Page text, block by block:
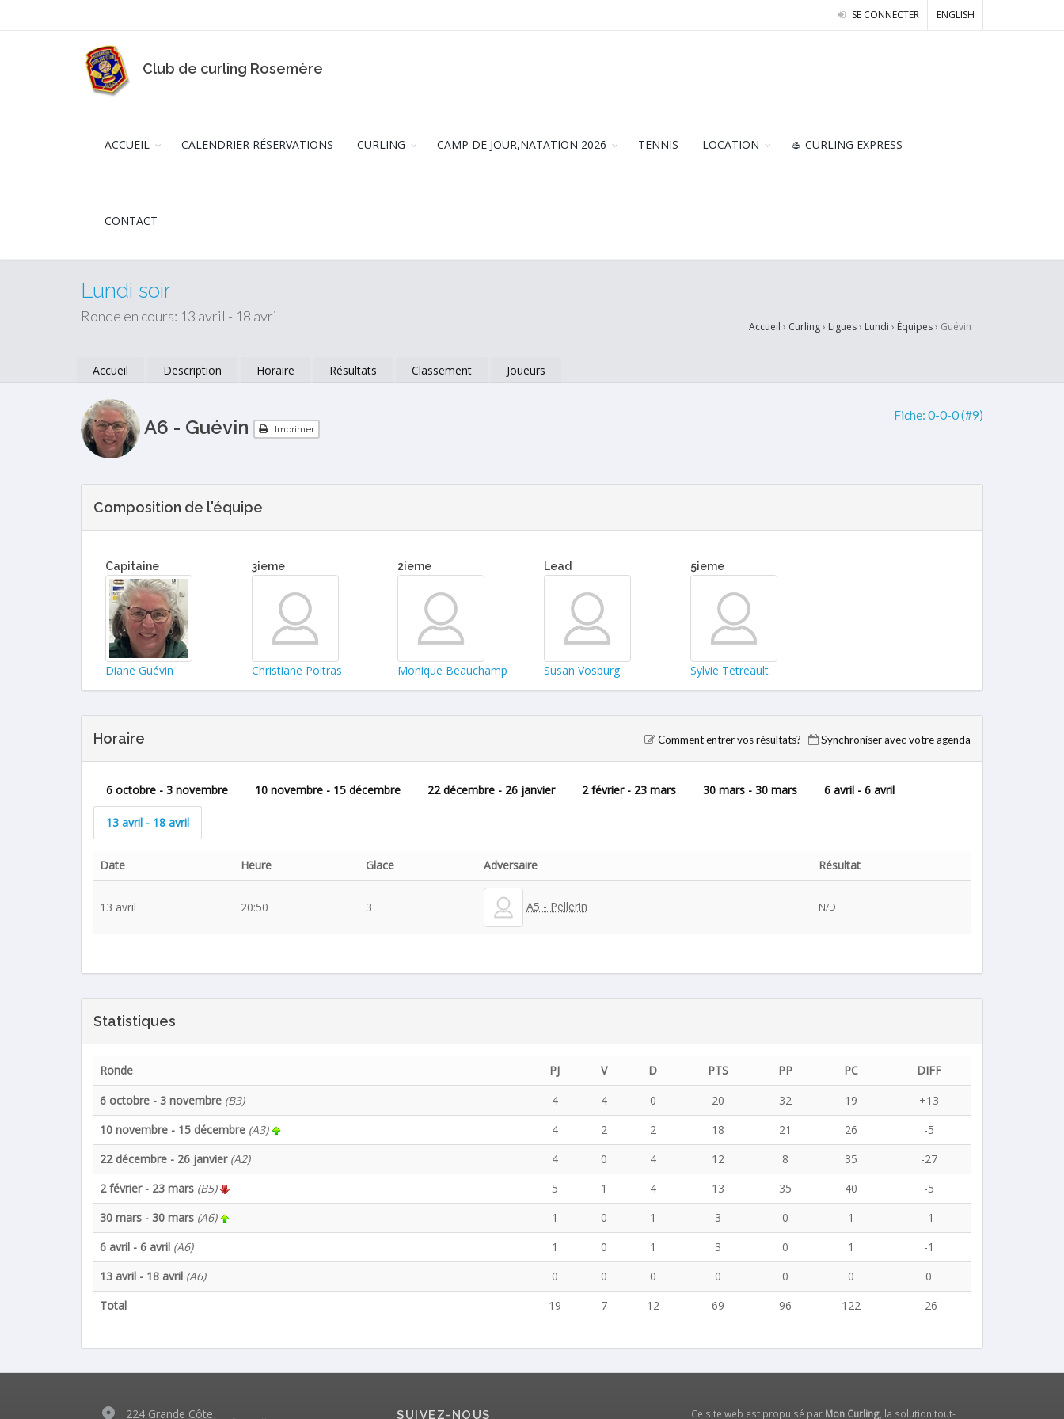
SE CONNECTER ENGLISH
Club de curling Rosemère
ACCUEIL CALENDRIER RÉSERVATIONS CURLING CAMP DE JOUR,NATATION 2026 TENNIS LOCATION 🥌 CURLING EXPRESS
CONTACT
Lundi soir
Ronde en cours: 13 avril - 18 avril
Accueil › Curling› Ligues› Lundi › Équipes› Guévin
Accueil Description Horaire Résultats Classement Joueurs
A6 - Guévin Imprimer
Fiche: 0-0-0 (#9)
Composition de l'équipe
Capitaine
Diane Guévin
3ieme
Christiane Poitras
2ieme
Monique Beauchamp
Lead
Susan Vosburg
5ieme
Sylvie Tetreault
Horaire Comment entrer vos résultats? Synchroniser avec votre agenda
6 octobre - 3 novembre 10 novembre - 15 décembre 22 décembre - 26 janvier 2 février - 23 mars 30 mars - 30 mars 6 avril - 6 avril
13 avril - 18 avril
Date Heure Glace Adversaire Résultat
13 avril 20:50 3 A5 - Pellerin N/D
Statistiques
Ronde PJ V D PTS PP PC
DIFF
6 octobre - 3 novembre (B3) 4 4 0 20 32 19
+13
10 novembre - 15 décembre (A3) 4 2 2 18 21 26
-5
22 décembre - 26 janvier (A2) 4 0 4 12 8 35
-27
2 février - 23 mars (B5) 5 1 4 13 35 40
-5
30 mars - 30 mars (A6) 1 0 1 3 0 1
-1
6 avril - 6 avril (A6) 1 0 1 3 0 1
-1
13 avril - 18 avril (A6) 0 0 0 0 0 0
0
Total
19 7 12 69 96 122 -26
224 Grande Côte SUIVEZ-NOUS Ce site web est propulsé par Mon Curling , la solution tout-